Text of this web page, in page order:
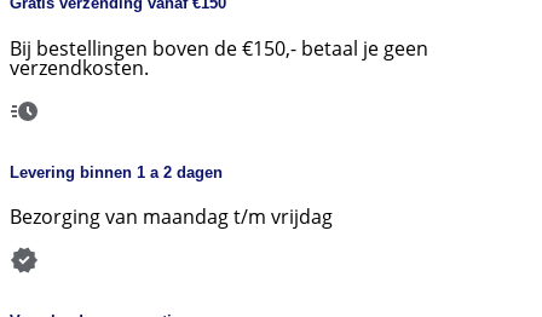
Bij bestellingen boven de €150,- betaal je geen
verzendkosten.
Levering binnen 1 a 2 dagen
Bezorging van maandag t/m vrijdag